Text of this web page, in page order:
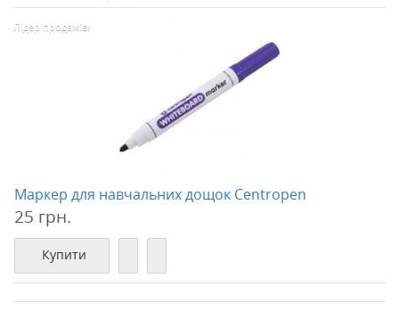
Лідер продажів!
Маркер для навчальних дощок Centropen
25 грн.
Купити